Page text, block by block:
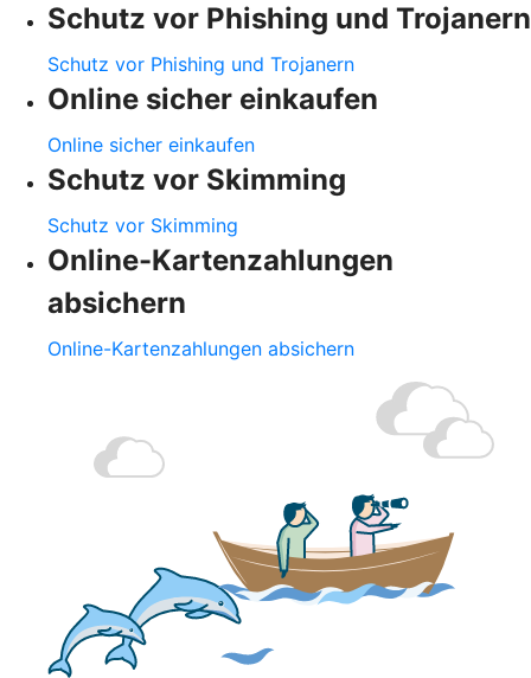
Schutz vor Phishing und Trojanern
Schutz vor Phishing und Trojanern
Online sicher einkaufen
Online sicher einkaufen
Schutz vor Skimming
Schutz vor Skimming
Online-Kartenzahlungen
absichern
Online-Kartenzahlungen absichern